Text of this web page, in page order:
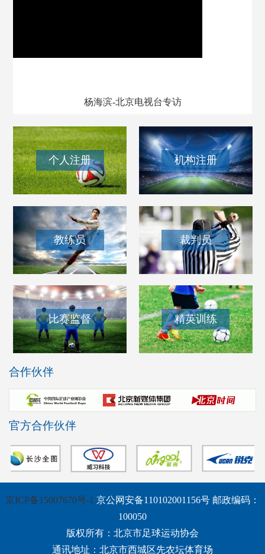
杨海滨-北京电视台专访
个人注册 机构注册
教练员 裁判员
比赛监督 精英训练
合作伙伴
官方合作伙伴
京ICP备15007670号-1 京公网安备110102001156号 邮政编码：
100050
版权所有：北京市足球运动协会
通讯地址：北京市西城区先农坛体育场